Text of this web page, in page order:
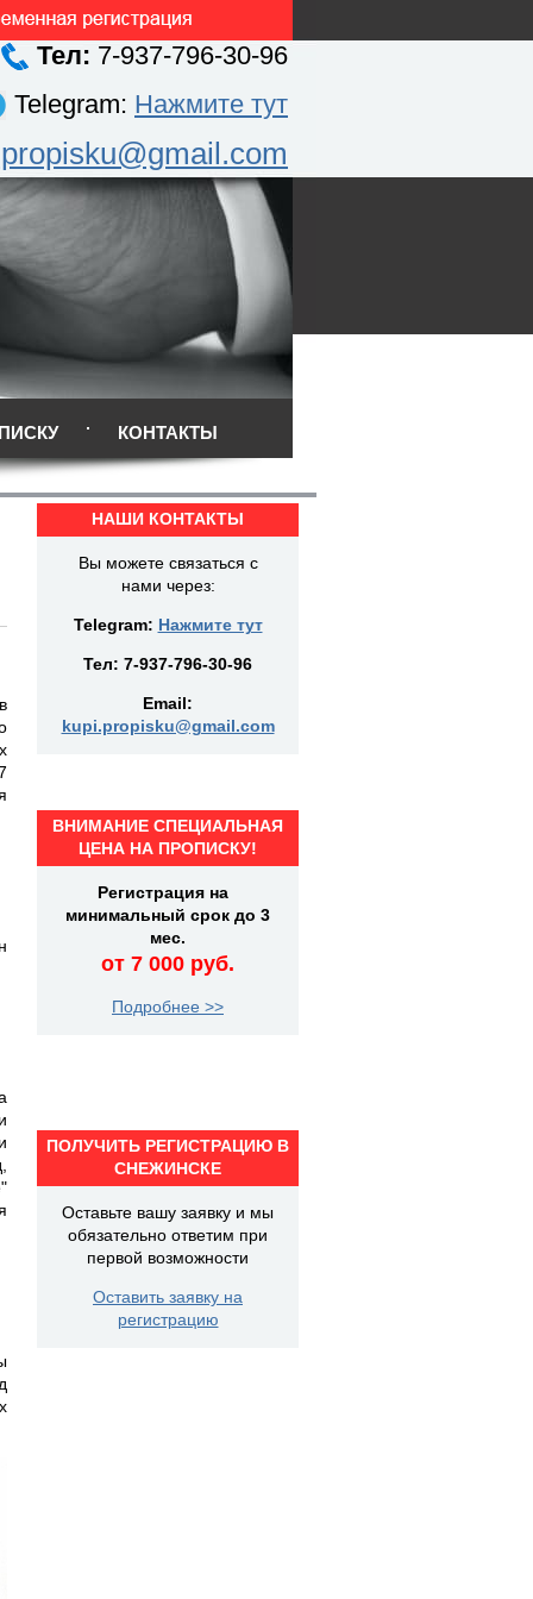
Тел: 7-937-796-30-96
Telegram: Нажмите тут
КОНТАКТЫ
НАШИ КОНТАКТЫ
Вы можете связаться с
нами через:
Telegram: Нажмите тут
Тел: 7-937-796-30-96
Email:
kupi.propisku@gmail.com
ВНИМАНИЕ СПЕЦИАЛЬНАЯ
ЦЕНА НА ПРОПИСКУ!
Регистрация на
минимальный срок до 3
мес.
от 7 000 руб.
Подробнее >>
ПОЛУЧИТЬ РЕГИСТРАЦИЮ В
СНЕЖИНСКЕ
Оставьте вашу заявку и мы
обязательно ответим при
первой возможности
Оставить заявку на
регистрацию